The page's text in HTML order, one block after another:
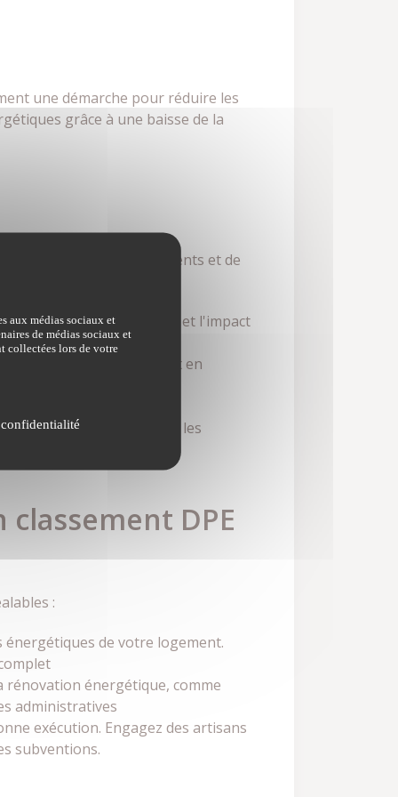
une démarche pour réduire les
grâce à une baisse de la
énergétique des bâtiments et de
dépenses énergétiques et l'impact
optimisant sa durabilité et en
des critères de DPE qui
janvier 2025, suivis par les
DPE
:
de votre logement.
rénovation énergétique, comme
administratives
exécution. Engagez des artisans
subventions.
aux médias sociaux et
de médias sociaux et
collectées lors de votre